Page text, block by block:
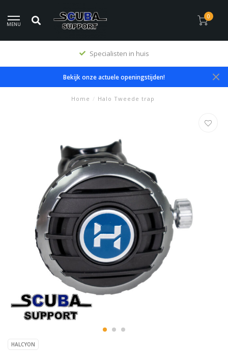
MENU
0
Specialisten in huis
Bekijk onze actuele openingstijden!
Home / Halo Tweede trap
HALCYON